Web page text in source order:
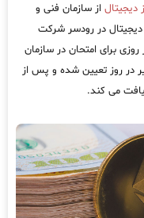
دیجیتال از سازمان فنی و
دیجیتال در رودسر شرکت
برای امتحان در سازمان
در روز تعیین شده و پس از
می کند.